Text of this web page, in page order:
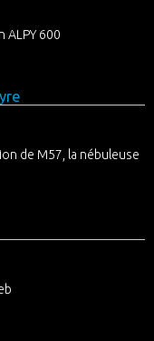
ALPY 600
de M57, la nébuleuse